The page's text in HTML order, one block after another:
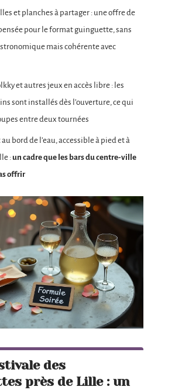
et planches à partager : une offre de
pour le format guinguette, sans
mais cohérente avec
et autres jeux en accès libre : les
sont installés dès l’ouverture, ce qui
entre deux tournées
au bord de l’eau, accessible à pied et à
:un cadre que les bars du centre-ville
offrir
des
près de Lille : un